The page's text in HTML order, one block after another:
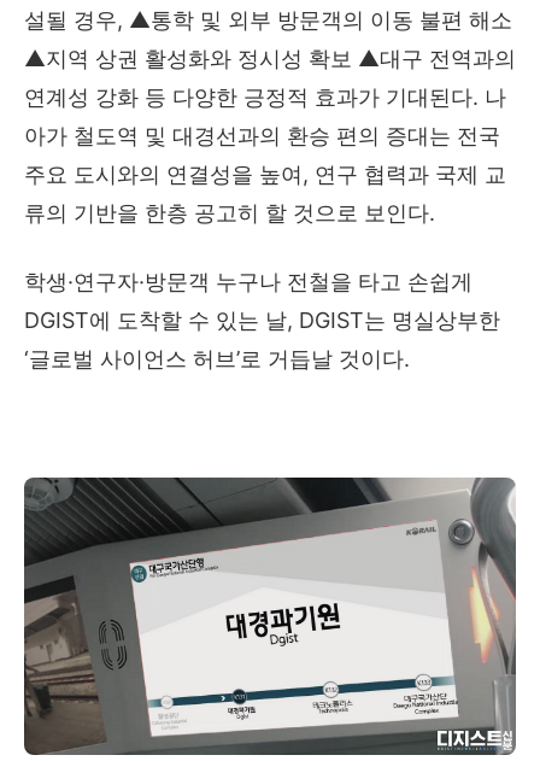
설될 경우, ▲통학 및 외부 방문객의 이동 불편 해소
▲지역 상권 활성화와 정시성 확보 ▲대구 전역과의
연계성 강화 등 다양한 긍정적 효과가 기대된다. 나
아가 철도역 및 대경선과의 환승 편의 증대는 전국
주요 도시와의 연결성을 높여, 연구 협력과 국제 교
류의 기반을 한층 공고히 할 것으로 보인다.
학생·연구자·방문객 누구나 전철을 타고 손쉽게
DGIST에 도착할 수 있는 날, DGIST는 명실상부한
‘글로벌 사이언스 허브’로 거듭날 것이다.